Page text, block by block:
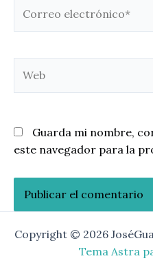
electrónico*
Guarda mi nombre,
este navegador para la
Copyright © 2026
Tema Astra